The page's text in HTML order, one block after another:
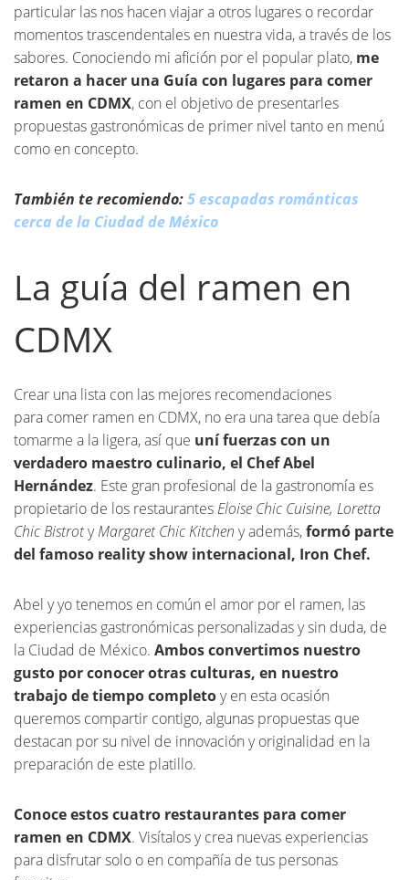
particular las nos hacen viajar a otros lugares o recordar
momentos trascendentales en nuestra vida, a través de los
sabores. Conociendo mi afición por el popular plato, me
retaron a hacer una Guía con lugares para comer
ramen en CDMX, con el objetivo de presentarles
propuestas gastronómicas de primer nivel tanto en menú
como en concepto.
También te recomiendo:5 escapadas románticas
cerca de la Ciudad de México
La guía del ramen en
CDMX
Crear una lista con las mejores recomendaciones
para comer ramen en CDMX, no era una tarea que debía
tomarme a la ligera, así que uní fuerzas con un
verdadero maestro culinario, el Chef Abel
Hernández. Este gran profesional de la gastronomía es
propietario de los restaurantes Eloise Chic Cuisine, Loretta
Chic BistrotyMargaret Chic Kitchen y además,formó parte
del famoso reality show internacional, Iron Chef.
Abel y yo tenemos en común el amor por el ramen, las
experiencias gastronómicas personalizadas y sin duda, de
la Ciudad de México. Ambos convertimos nuestro
gusto por conocer otras culturas, en nuestro
trabajo de tiempo completoy en esta ocasión
queremos compartir contigo, algunas propuestas que
destacan por su nivel de innovación y originalidad en la
preparación de este platillo.
Conoce estos cuatro restaurantes para comer
ramen en CDMX. Visítalos y crea nuevas experiencias
para disfrutar solo o en compañía de tus personas